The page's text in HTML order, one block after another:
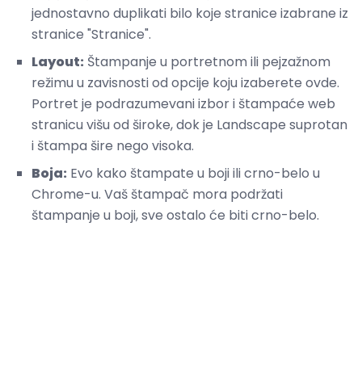
jednostavno duplikati bilo koje stranice izabrane iz
stranice "Stranice".
Layout: Štampanje u portretnom ili pejzažnom
režimu u zavisnosti od opcije koju izaberete ovde.
Portret je podrazumevani izbor i štampaće web
stranicu višu od široke, dok je Landscape suprotan
i štampa šire nego visoka.
Boja: Evo kako štampate u boji ili crno-belo u
Chrome-u. Vaš štampač mora podržati
štampanje u boji, sve ostalo će biti crno-belo.